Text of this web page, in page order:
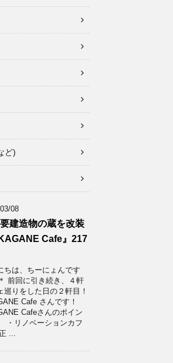
ど)
08
建造物の蔵を改装
Cafe』217
ちは、ちーにょんです
前回に引き続き、４軒
巡りをした日の２軒目！
Cafe さんです！
Cafeさんのポイン
・リノベーションカフ
...